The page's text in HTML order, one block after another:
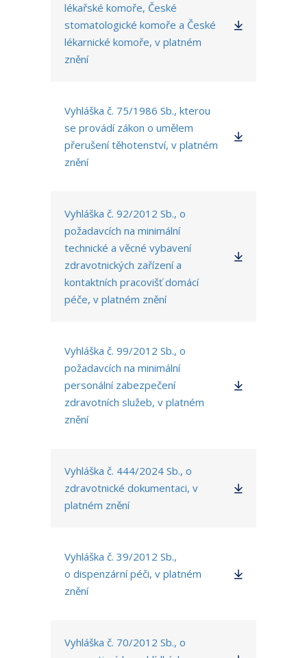
lékařské komoře, České
stomatologické komoře a České
lékarnické komoře, v platném
znění
Vyhláška č. 75/1986 Sb., kterou
se provádí zákon o umělem
přerušení těhotenství, v platném
znění
Vyhláška č. 92/2012 Sb., o
požadavcích na minimální
technické a věcné vybavení
zdravotnických zařízení a
kontaktních pracovišť domácí
péče, v platném znění
Vyhláška č. 99/2012 Sb., o
požadavcích na minimální
personální zabezpečení
zdravotních služeb, v platném
znění
Vyhláška č. 444/2024 Sb., o
zdravotnické dokumentaci, v
platném znění
Vyhláška č. 39/2012 Sb.,
o dispenzární péči, v platném
znění
Vyhláška č. 70/2012 Sb., o